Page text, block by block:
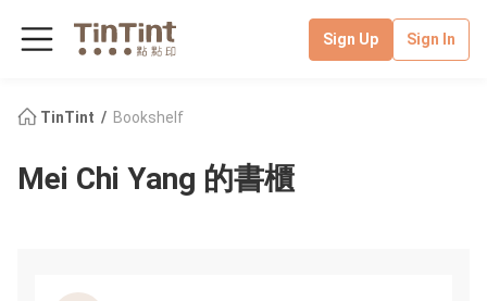
Sign Up Sign In
TinTint Bookshelf
Mei Chi Yang 的書櫃